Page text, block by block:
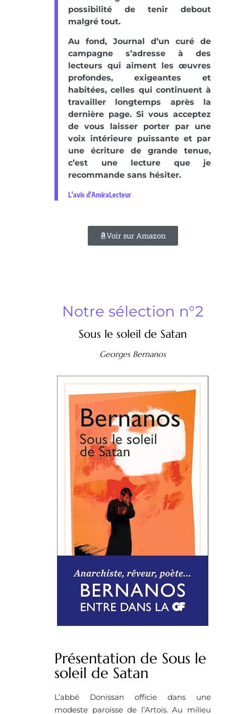
possibilité de tenir debout
malgré tout.
Au fond, Journal d’un curé de
campagne s’adresse à des
lecteurs qui aiment les œuvres
profondes, exigeantes et
habitées, celles qui continuent à
travailler longtemps après la
dernière page. Si vous acceptez
de vous laisser porter par une
voix intérieure puissante et par
une écriture de grande tenue,
c’est une lecture que je
recommande sans hésiter.
L'avis d'AmiraLecteur
Voir sur Amazon
Notre sélection n°2
Sous le soleil de Satan
Georges Bernanos
Présentation de Sous le
soleil de Satan
L’abbé Donissan officie dans une
modeste paroisse de l’Artois. Au milieu